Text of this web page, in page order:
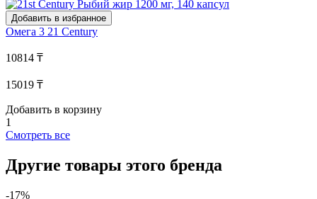
Добавить в избранное
Омега 3 21 Century
10814 ₸
15019 ₸
Добавить в корзину
1
Смотреть все
Другие товары этого бренда
-17%